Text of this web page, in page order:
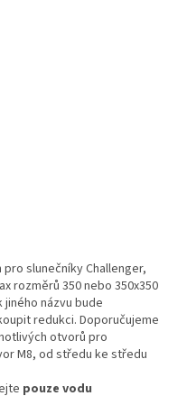
slunečníky Challenger,
rozměrů 350 nebo 350x350
názvu bude
redukci. Doporučujeme
otvorů pro
M8, od středu ke středu
pouze vodu